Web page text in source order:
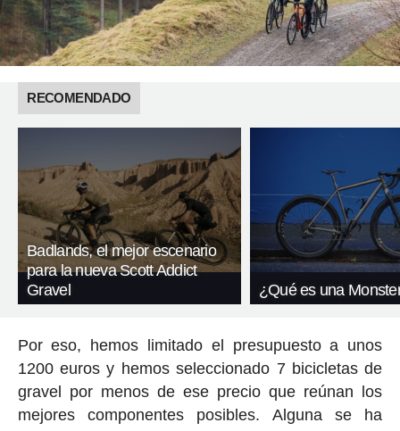
RECOMENDADO
Badlands, el mejor escenario
para la nueva Scott Addict
Gravel
¿Qué es una
Por eso, hemos limitado el presupuesto a unos
1200 euros y hemos seleccionado 7 bicicletas de
gravel por menos de ese precio que reúnan los
mejores componentes posibles. Alguna se ha